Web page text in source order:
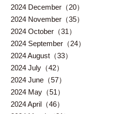
2024 December（20）
2024 November（35）
2024 October（31）
2024 September（24）
2024 August（33）
2024 July（42）
2024 June（57）
2024 May（51）
2024 April（46）